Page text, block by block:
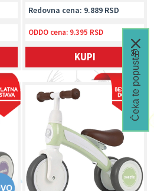
Redovna cena: 9.889 RSD
ODDO cena: 9.395 RSD
KUPI Čeka te popust🎁